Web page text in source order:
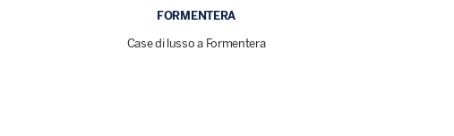
FORMENTERA
Case di lusso a Formentera